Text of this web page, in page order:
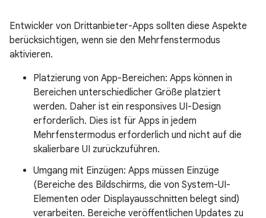
Entwickler von Drittanbieter-Apps sollten diese Aspekte
berücksichtigen, wenn sie den Mehrfenstermodus
aktivieren.
Platzierung von App-Bereichen: Apps können in
Bereichen unterschiedlicher Größe platziert
werden. Daher ist ein responsives UI-Design
erforderlich. Dies ist für Apps in jedem
Mehrfenstermodus erforderlich und nicht auf die
skalierbare UI zurückzuführen.
Umgang mit Einzügen: Apps müssen Einzüge
(Bereiche des Bildschirms, die von System-UI-
Elementen oder Displayausschnitten belegt sind)
verarbeiten. Bereiche veröffentlichen Updates zu